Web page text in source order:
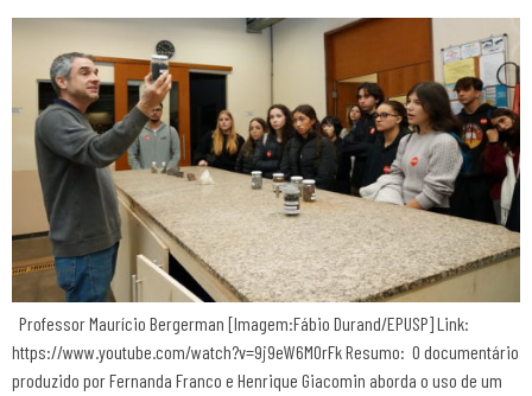
Professor Maurício Bergerman [Imagem:Fábio Durand/EPUSP] Link:
https://www.youtube.com/watch?v=9j9eW6M0rFk Resumo: O documentário
produzido por Fernanda Franco e Henrique Giacomin aborda o uso de um